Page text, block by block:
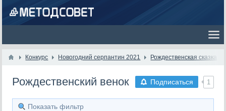
Конкурс Новогодний серпантин 2021 Рождественская сказка
Подписаться 1
Рождественский венок
Показать фильтр